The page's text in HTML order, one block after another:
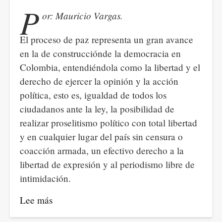
P or: Mauricio Vargas.
El proceso de paz representa un gran avance
en la de construcciónde la democracia en
Colombia, entendiéndola como la libertad y el
derecho de ejercer la opinión y la acción
política, esto es, igualdad de todos los
ciudadanos ante la ley, la posibilidad de
realizar proselitismo político con total libertad
y en cualquier lugar del país sin censura o
coacción armada, un efectivo derecho a la
libertad de expresión y al periodismo libre de
intimidación.
Lee más
Los